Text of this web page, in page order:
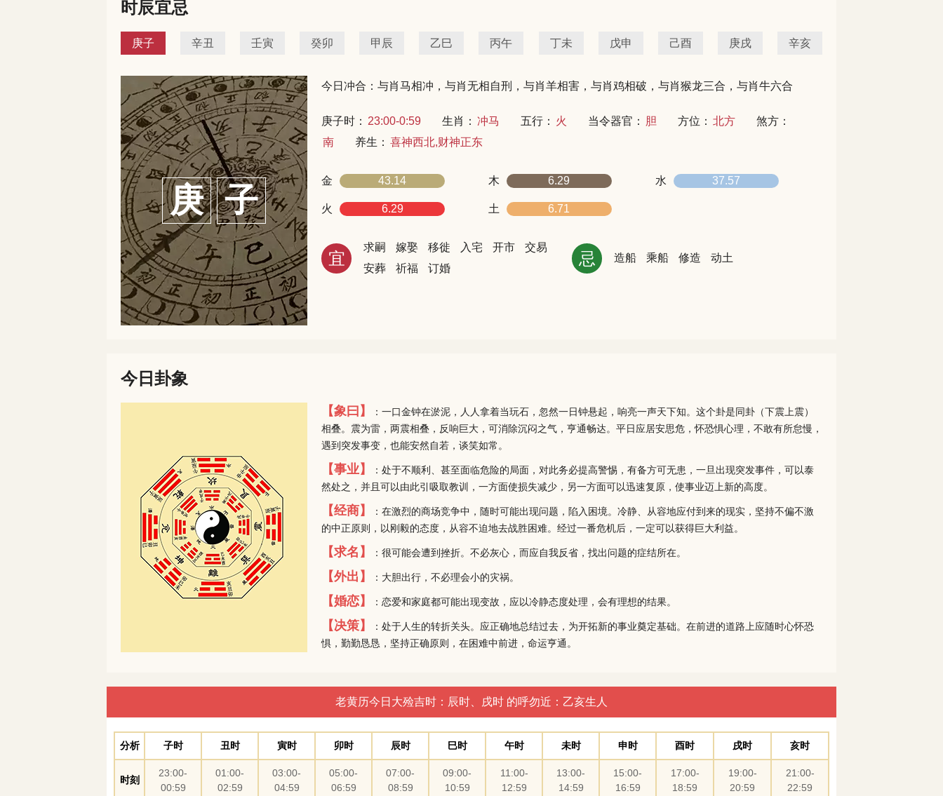
时辰宜忌
庚子 辛丑 壬寅 癸卯 甲辰 乙巳 丙午 丁未 戊申 己酉 庚戌 辛亥
庚 子
今日冲合：与肖马相冲，与肖无相自刑，与肖羊相害，与肖鸡相破，与肖猴龙三合，与肖牛六合
庚子时： 23:00-0:59 生肖： 冲马 五行： 火 当令器官： 胆 方位： 北方
煞方：
南
养生： 喜神西北,财神正东
金 43.14 木 6.29 水 37.57
火 6.29 土 6.71
宜
求嗣 嫁娶 移徙 入宅 开市
交易
安葬
祈福 订婚
忌 造船 乘船 修造 动土
今日卦象
【象曰】
：一口金钟在淤泥，人人拿着当玩石，忽然一日钟悬起，响亮一声天下知。这个卦是同卦（下震上震）
相叠。震为雷，两震相叠，反响巨大，可消除沉闷之气，亨通畅达。平日应居安思危，怀恐惧心理，不敢有所怠慢，
遇到突发事变，也能安然自若，谈笑如常。
【事业】
：处于不顺利、甚至面临危险的局面，对此务必提高警惕，有备方可无患，一旦出现突发事件，可以泰
然处之，并且可以由此引吸取教训，一方面使损失减少，另一方面可以迅速复原，使事业迈上新的高度。
【经商】
：在激烈的商场竞争中，随时可能出现问题，陷入困境。冷静、从容地应付到来的现实，坚持不偏不激
的中正原则，以刚毅的态度，从容不迫地去战胜困难。经过一番危机后，一定可以获得巨大利益。
【求名】 ：很可能会遭到挫折。不必灰心，而应自我反省，找出问题的症结所在。
【外出】 ：大胆出行，不必理会小的灾祸。
【婚恋】 ：恋爱和家庭都可能出现变故，应以冷静态度处理，会有理想的结果。
【决策】
：处于人生的转折关头。应正确地总结过去，为开拓新的事业奠定基础。在前进的道路上应随时心怀恐
惧，勤勤恳恳，坚持正确原则，在困难中前进，命运亨通。
老黄历今日大殓吉时：辰时、戌时 的呼勿近：乙亥生人
分析 子时 丑时 寅时 卯时 辰时 巳时 午时 未时 申时 酉时 戌时 亥时
时刻
23:00-
00:59
01:00-
02:59
03:00-
04:59
05:00-
06:59
07:00-
08:59
09:00-
10:59
11:00-
12:59
13:00-
14:59
15:00-
16:59
17:00-
18:59
19:00-
20:59
21:00-
22:59